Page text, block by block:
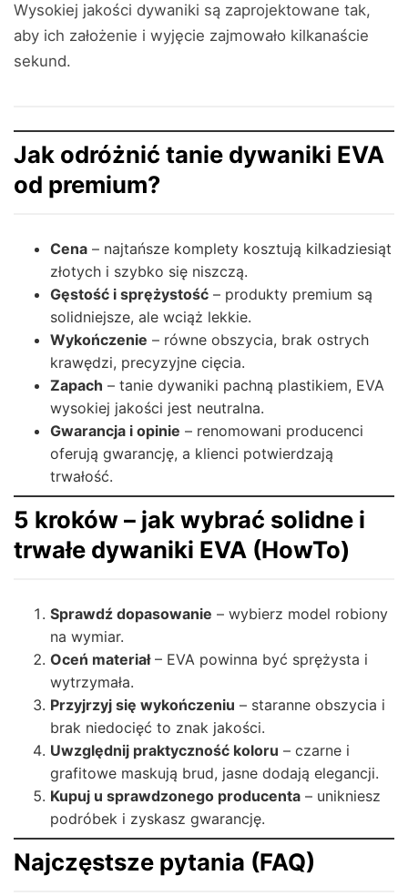
Wysokiej jakości dywaniki są zaprojektowane tak,
aby ich założenie i wyjęcie zajmowało kilkanaście
sekund.
Jak odróżnić tanie dywaniki EVA
od premium?
Cena – najtańsze komplety kosztują kilkadziesiąt
złotych i szybko się niszczą.
Gęstość i sprężystość – produkty premium są
solidniejsze, ale wciąż lekkie.
Wykończenie – równe obszycia, brak ostrych
krawędzi, precyzyjne cięcia.
Zapach – tanie dywaniki pachną plastikiem, EVA
wysokiej jakości jest neutralna.
Gwarancja i opinie – renomowani producenci
oferują gwarancję, a klienci potwierdzają
trwałość.
5 kroków – jak wybrać solidne i
trwałe dywaniki EVA (HowTo)
Sprawdź dopasowanie – wybierz model robiony
na wymiar.
Oceń materiał– EVA powinna być sprężysta i
wytrzymała.
Przyjrzyj się wykończeniu – staranne obszycia i
brak niedocięć to znak jakości.
Uwzględnij praktyczność koloru – czarne i
grafitowe maskują brud, jasne dodają elegancji.
Kupuj u sprawdzonego producenta – unikniesz
podróbek i zyskasz gwarancję.
Najczęstsze pytania (FAQ)